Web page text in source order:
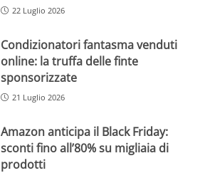
22 Luglio 2026
Condizionatori fantasma venduti
online: la truffa delle finte
sponsorizzate
21 Luglio 2026
Amazon anticipa il Black Friday:
sconti fino all’80% su migliaia di
prodotti